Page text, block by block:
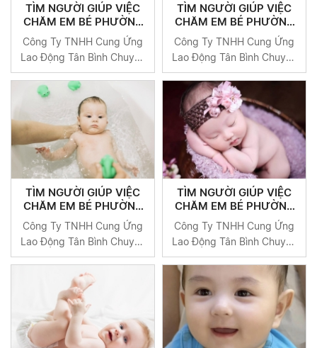
TÌM NGƯỜI GIÚP VIỆC
CHĂM EM BÉ PHƯỜNG
PHƯỚC LONG B QUẬN 9
Công Ty TNHH Cung Ứng
Lao Động Tân Bình Chuyên
Cung Cấp Người Giúp Việc
Uy Tín Tại TP HCM
TÌM NGƯỜI GIÚP VIỆC
CHĂM EM BÉ PHƯỜNG
PHƯỚC LONG A QUẬN 9
Công Ty TNHH Cung Ứng
Lao Động Tân Bình Chuyên
Cung Cấp Người Giúp Việc
Uy Tín Tại TP HCM
TÌM NGƯỜI GIÚP VIỆC
CHĂM EM BÉ PHƯỜNG
PHƯỚC BÌNH QUẬN 9
Công Ty TNHH Cung Ứng
Lao Động Tân Bình Chuyên
Cung Cấp Người Giúp Việc
Uy Tín Tại TP HCM
TÌM NGƯỜI GIÚP VIỆC
CHĂM EM BÉ PHƯỜNG
PHÚ HỮU QUẬN 9
Công Ty TNHH Cung Ứng
Lao Động Tân Bình Chuyên
Cung Cấp Người Giúp Việc
Uy Tín Tại TP HCM